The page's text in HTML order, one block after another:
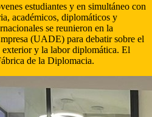
estudiantes y en simultáneo con
académicos, diplomáticos y
se reunieron en la
(UADE) para debatir sobre el
y la labor diplomática. El
de la Diplomacia.